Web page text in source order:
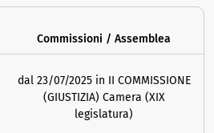
Commissioni / Assemblea
dal 23/07/2025 in II COMMISSIONE
(GIUSTIZIA) Camera (XIX
legislatura)